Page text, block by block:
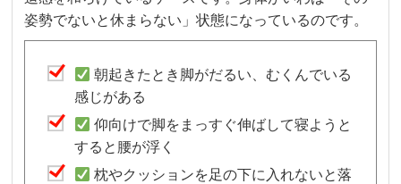
姿勢でないと休まらない」状態になっているのです。
朝起きたとき脚がだるい、むくんでいる
感じがある
仰向けで脚をまっすぐ伸ばして寝ようと
すると腰が浮く
枕やクッションを足の下に入れないと落